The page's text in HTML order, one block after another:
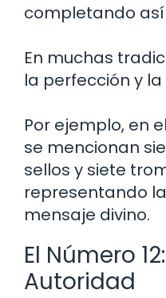
completando así
En muchas
la perfección y
Por ejemplo, en
se mencionan
sellos y siete
representando
mensaje divino.
El Número
Autoridad